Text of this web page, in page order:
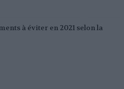
à éviter en 2021 selon la